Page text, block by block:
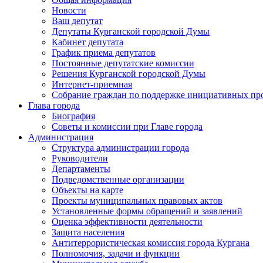
Новости
Ваш депутат
Депутаты Курганской городской Думы
Кабинет депутата
График приема депутатов
Постоянные депутатские комиссии
Решения Курганской городской Думы
Интернет-приемная
Собрание граждан по поддержке инициативных
Глава города
Биография
Советы и комиссии при Главе города
Администрация
Структура администрации города
Руководители
Департаменты
Подведомственные организации
Объекты на карте
Проекты муниципальных правовых актов
Установленные формы обращений и заявлений
Оценка эффективности деятельности
Защита населения
Антитеррористическая комиссия города Кургана
Полномочия, задачи и функции